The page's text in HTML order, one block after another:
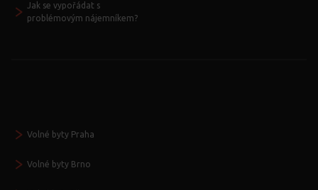
Jak se vypořádat s
problémovým nájemníkem?
Volné byty Praha
Volné byty Brno